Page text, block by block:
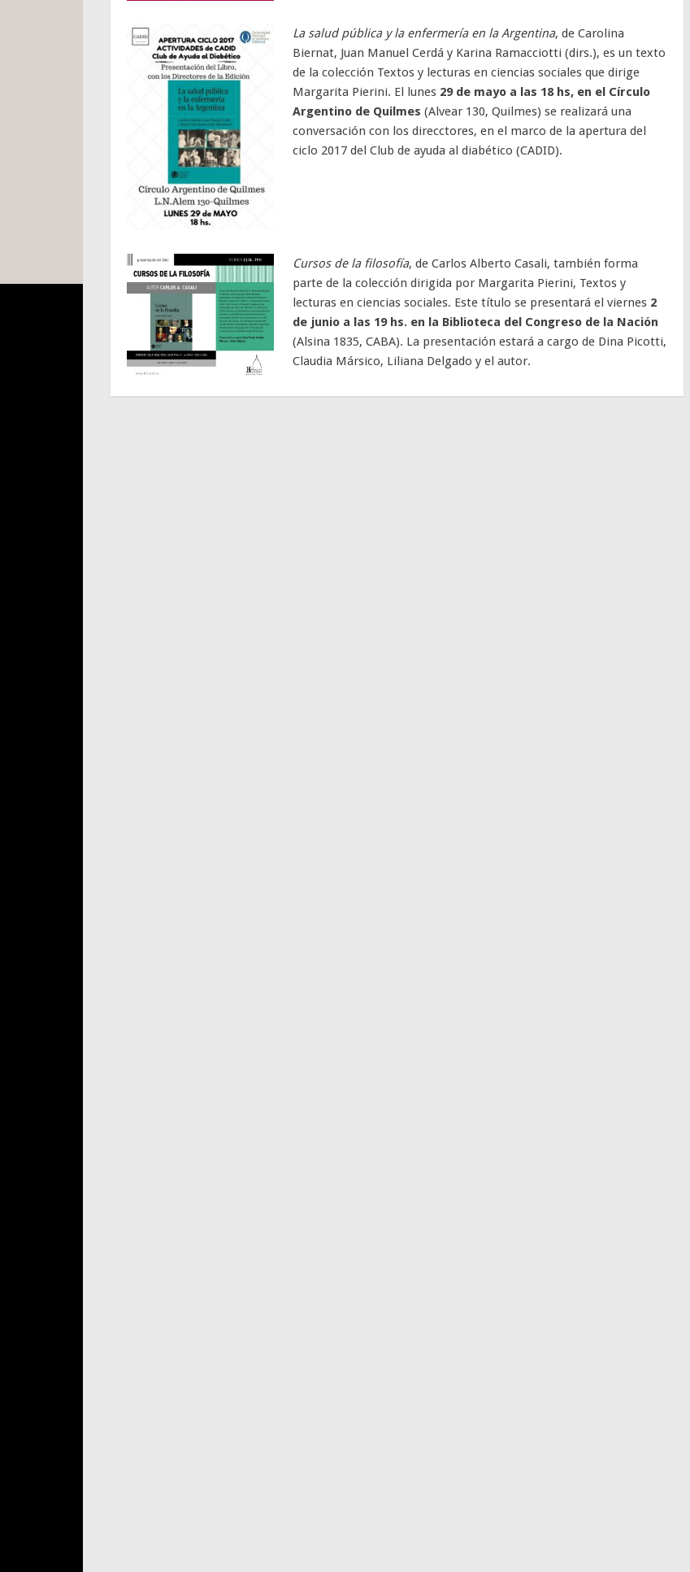
La salud pública y la enfermería en la Argentina, de Carolina
Biernat, Juan Manuel Cerdá y Karina Ramacciotti (dirs.), es un texto
de la colección Textos y lecturas en ciencias sociales que dirige
Margarita Pierini. El lunes 29 de mayo a las 18 hs, en el Círculo
Argentino de Quilmes (Alvear 130, Quilmes) se realizará una
conversación con los direcctores, en el marco de la apertura del
ciclo 2017 del Club de ayuda al diabético (CADID).
Cursos de la filosofía, de Carlos Alberto Casali, también forma
parte de la colección dirigida por Margarita Pierini, Textos y
lecturas en ciencias sociales. Este título se presentará el viernes 2
de junio a las 19 hs. en la Biblioteca del Congreso de la Nación
(Alsina 1835, CABA). La presentación estará a cargo de Dina Picotti,
Claudia Mársico, Liliana Delgado y el autor.